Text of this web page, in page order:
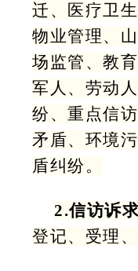
迁、医疗卫
物业管理、
场监管、教
军人、劳动
纷、重点信
矛盾、环境
盾纠纷。
2.信访诉
登记、受理